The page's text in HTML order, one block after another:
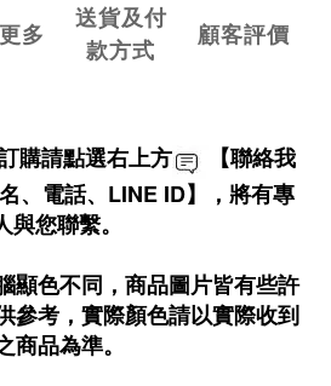
多
送貨及付
款方式
顧客評價
購請點選右上方
【聯絡我
、電話、LINE ID】，將有專
與您聯繫。
顯色不同，商品圖片皆有些許
參考，實際顏色請以實際收到
商品為準。